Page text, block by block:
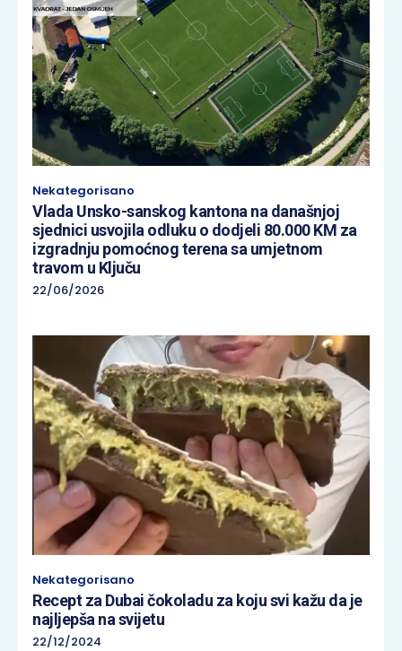
Nekategorisano
Vlada Unsko-sanskog kantona na današnjoj
sjednici usvojila odluku o dodjeli 80.000 KM za
izgradnju pomoćnog terena sa umjetnom
travom u Ključu
22/06/2026
Nekategorisano
Recept za Dubai čokoladu za koju svi kažu da je
najljepša na svijetu
22/12/2024